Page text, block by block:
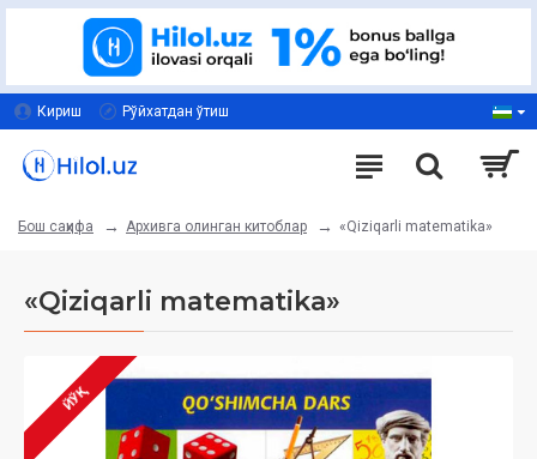
Кириш Рўйхатдан ўтиш
Бош саҳифа Архивга олинган китоблар «Qiziqarli matematika»
«Qiziqarli matematika»
ЙЎҚ